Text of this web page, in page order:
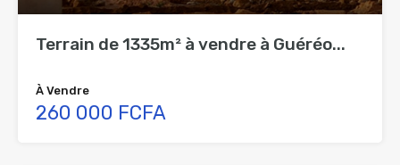
Terrain de 1335m² à vendre à Guéréo...
À Vendre
260 000 FCFA